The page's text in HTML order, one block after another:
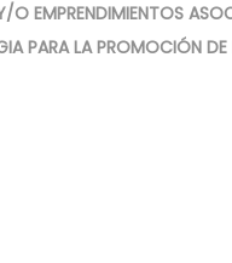
EMPRENDIMIENTOS
PARA LA PROMOCIÓN